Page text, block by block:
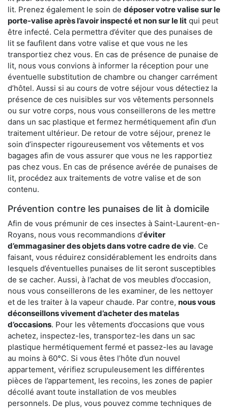
lit. Prenez également le soin de déposer votre valise sur le
porte-valise après l’avoir inspecté et non sur le lit qui peut
être infecté. Cela permettra d’éviter que des punaises de
lit se faufilent dans votre valise et que vous ne les
transportiez chez vous. En cas de présence de punaise de
lit, nous vous convions à informer la réception pour une
éventuelle substitution de chambre ou changer carrément
d’hôtel. Aussi si au cours de votre séjour vous détectiez la
présence de ces nuisibles sur vos vêtements personnels
ou sur votre corps, nous vous conseillerons de les mettre
dans un sac plastique et fermez hermétiquement afin d’un
traitement ultérieur. De retour de votre séjour, prenez le
soin d’inspecter rigoureusement vos vêtements et vos
bagages afin de vous assurer que vous ne les rapportiez
pas chez vous. En cas de présence avérée de punaises de
lit, procédez aux traitements de votre valise et de son
contenu.
Prévention contre les punaises de lit à domicile
Afin de vous prémunir de ces insectes à Saint-Laurent-en-
Royans, nous vous recommandions d’éviter
d’emmagasiner des objets dans votre cadre de vie. Ce
faisant, vous réduirez considérablement les endroits dans
lesquels d’éventuelles punaises de lit seront susceptibles
de se cacher. Aussi, à l’achat de vos meubles d’occasion,
nous vous conseillerons de les examiner, de les nettoyer
et de les traiter à la vapeur chaude. Par contre, nous vous
déconseillons vivement d’acheter des matelas
d’occasions. Pour les vêtements d’occasions que vous
achetez, inspectez-les, transportez-les dans un sac
plastique hermétiquement fermé et passez-les au lavage
au moins à 60°C. Si vous êtes l’hôte d’un nouvel
appartement, vérifiez scrupuleusement les différentes
pièces de l’appartement, les recoins, les zones de papier
décollé avant toute installation de vos meubles
personnels. De plus, vous pouvez comme techniques de